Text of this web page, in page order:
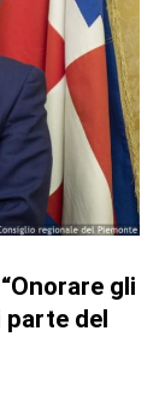
9 agosto:
Venaria